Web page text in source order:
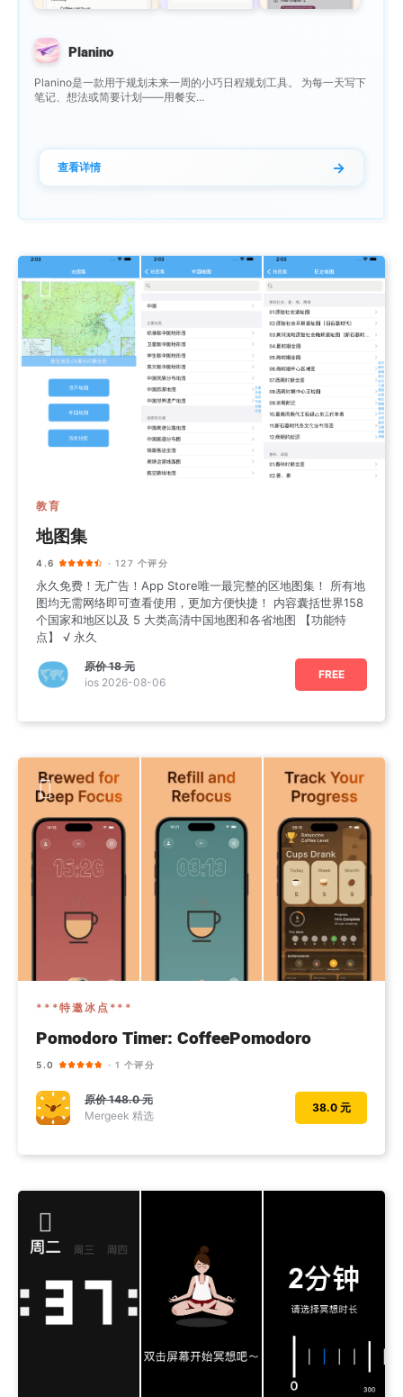
Planino
Planino是一款用于规划未来一周的小巧日程规划工具。 为每一天写下
笔记、想法或简要计划——用餐安...
查看详情 →
教育
地图集
4.6 · 127 个评分
永久免费！无广告！App Store唯一最完整的区地图集！ 所有地
图均无需网络即可查看使用，更加方便快捷！ 内容囊括世界158
个国家和地区以及 5 大类高清中国地图和各省地图 【功能特
点】 √ 永久
原价18 元
ios 2026-08-06
FREE
***特邀冰点***
Pomodoro Timer: CoffeePomodoro
5.0 · 1 个评分
原价148.0 元
Mergeek 精选
38.0 元